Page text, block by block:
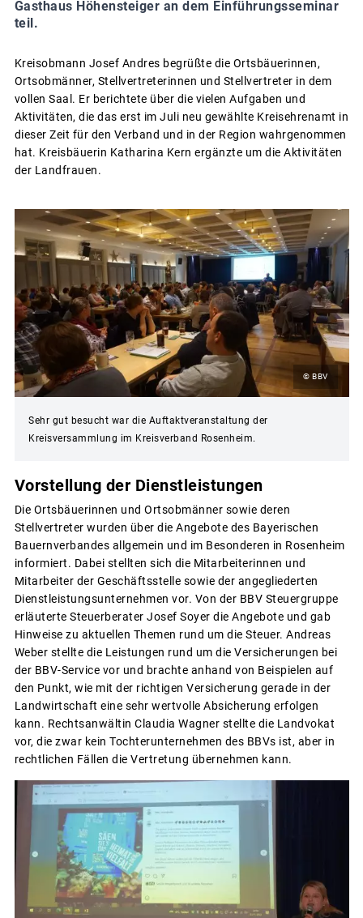
Gasthaus Höhensteiger an dem Einführungsseminar
teil.
Kreisobmann Josef Andres begrüßte die Ortsbäuerinnen,
Ortsobmänner, Stellvertreterinnen und Stellvertreter in dem
vollen Saal. Er berichtete über die vielen Aufgaben und
Aktivitäten, die das erst im Juli neu gewählte Kreisehrenamt in
dieser Zeit für den Verband und in der Region wahrgenommen
hat. Kreisbäuerin Katharina Kern ergänzte um die Aktivitäten
der Landfrauen.
© BBV
Sehr gut besucht war die Auftaktveranstaltung der
Kreisversammlung im Kreisverband Rosenheim.
Vorstellung der Dienstleistungen
Die Ortsbäuerinnen und Ortsobmänner sowie deren
Stellvertreter wurden über die Angebote des Bayerischen
Bauernverbandes allgemein und im Besonderen in Rosenheim
informiert. Dabei stellten sich die Mitarbeiterinnen und
Mitarbeiter der Geschäftsstelle sowie der angegliederten
Dienstleistungsunternehmen vor. Von der BBV Steuergruppe
erläuterte Steuerberater Josef Soyer die Angebote und gab
Hinweise zu aktuellen Themen rund um die Steuer. Andreas
Weber stellte die Leistungen rund um die Versicherungen bei
der BBV-Service vor und brachte anhand von Beispielen auf
den Punkt, wie mit der richtigen Versicherung gerade in der
Landwirtschaft eine sehr wertvolle Absicherung erfolgen
kann. Rechtsanwältin Claudia Wagner stellte die Landvokat
vor, die zwar kein Tochterunternehmen des BBVs ist, aber in
rechtlichen Fällen die Vertretung übernehmen kann.